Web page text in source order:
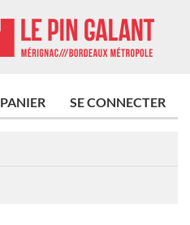
PANIER SE CONNECTER